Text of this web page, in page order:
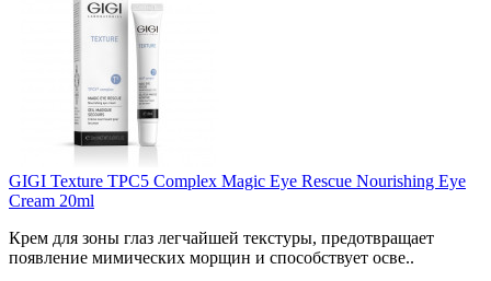
GIGI Texture TPC5 Complex Magic Eye Rescue Nourishing Eye
Cream 20ml
Крем для зоны глаз легчайшей текстуры, предотвращает
появление мимических морщин и способствует осве..